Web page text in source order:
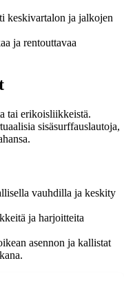
keskivartalon ja jalkojen
ja rentouttavaa
tai erikoisliikkeistä.
sisäsurffauslautoja,
vauhdilla ja keskity
ja harjoitteita
asennon ja kallistat